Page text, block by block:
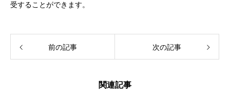
受することができます。
前の記事 次の記事
関連記事